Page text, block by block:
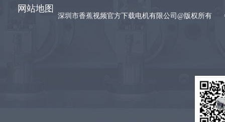
网站地图
深圳市香蕉视频官方下载电机有限公司@版权所有